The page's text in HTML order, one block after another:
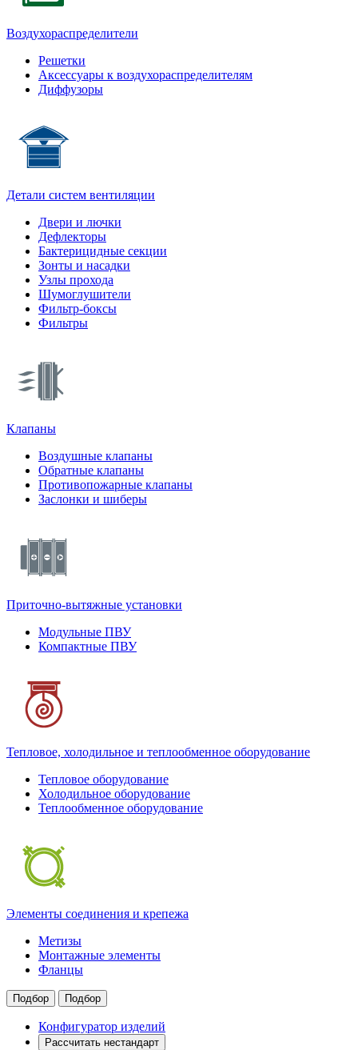
Воздухораспределители
Решетки
Аксессуары к воздухораспределителям
Диффузоры
Детали систем вентиляции
Двери и лючки
Дефлекторы
Бактерицидные секции
Зонты и насадки
Узлы прохода
Шумоглушители
Фильтр-боксы
Фильтры
Клапаны
Воздушные клапаны
Обратные клапаны
Противопожарные клапаны
Заслонки и шиберы
Приточно-вытяжные установки
Модульные ПВУ
Компактные ПВУ
Тепловое, холодильное и теплообменное оборудование
Тепловое оборудование
Холодильное оборудование
Теплообменное оборудование
Элементы соединения и крепежа
Метизы
Монтажные элементы
Фланцы
Подбор Подбор
Конфигуратор изделий
Рассчитать нестандарт